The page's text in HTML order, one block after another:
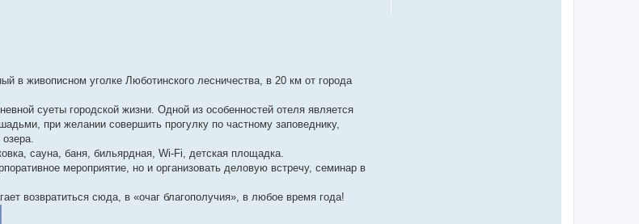
в живописном уголке Люботинского лесничества, в 20 км от города
суеты городской жизни. Одной из особенностей отеля является
при желании совершить прогулку по частному заповеднику,
сауна, баня, бильярдная, Wi-Fi, детская площадка.
мероприятие, но и организовать деловую встречу, семинар в
возвратиться сюда, в «очаг благополучия», в любое время года!